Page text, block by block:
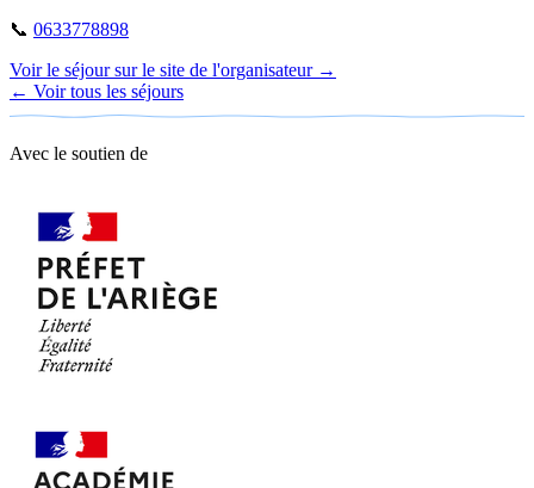
📞 0633778898
Voir le séjour sur le site de l'organisateur →
← Voir tous les séjours
Avec le soutien de